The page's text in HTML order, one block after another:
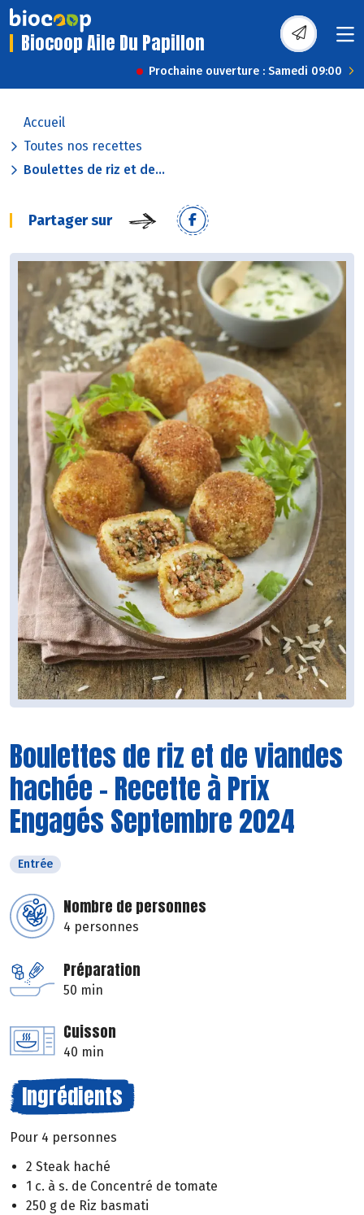
Biocoop Aile Du Papillon
Prochaine ouverture : Samedi 09:00
Accueil
Toutes nos recettes
Boulettes de riz et de...
Partager sur
Boulettes de riz et de viandes
hachée - Recette à Prix
Engagés Septembre 2024
Entrée
Nombre de personnes
4 personnes
Préparation
50 min
Cuisson
40 min
Ingrédients
Pour 4 personnes
2 Steak haché
1 c. à s. de Concentré de tomate
250 g de Riz basmati